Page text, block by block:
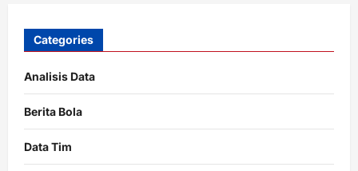
Categories
Analisis Data
Berita Bola
Data Tim